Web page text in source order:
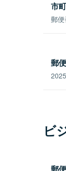
市
郵
郵
ビ